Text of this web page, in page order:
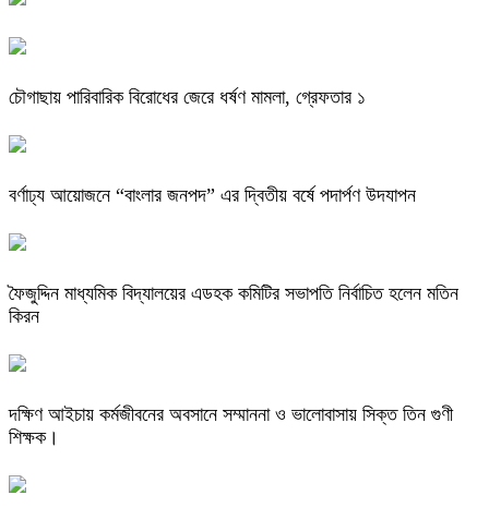
চৌগাছায় পারিবারিক বিরোধের জেরে ধর্ষণ মামলা, গ্রেফতার ১
বর্ণাঢ্য আয়োজনে “বাংলার জনপদ” এর দ্বিতীয় বর্ষে পদার্পণ উদযাপন
ফৈজুদ্দিন মাধ্যমিক বিদ্যালয়ের এডহক কমিটির সভাপতি নির্বাচিত হলেন মতিন
কিরন
দক্ষিণ আইচায় কর্মজীবনের অবসানে সম্মাননা ও ভালোবাসায় সিক্ত তিন গুণী
শিক্ষক।